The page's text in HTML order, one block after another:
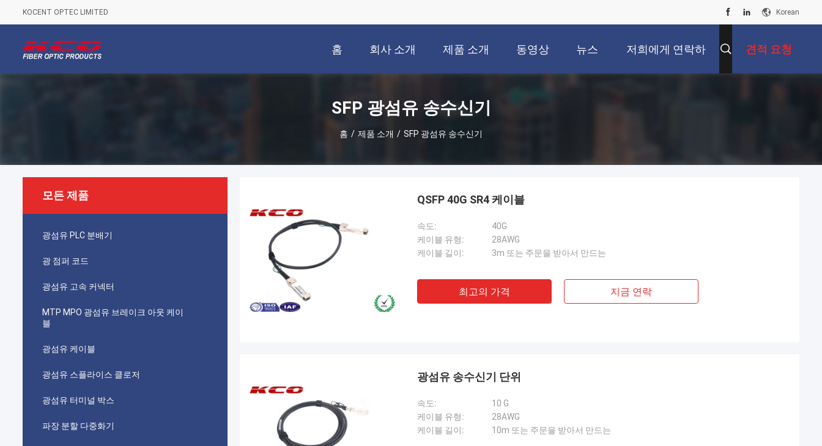
KOCENT OPTEC LIMITED Korean
홈 회사 소개 제품 소개 동영상 뉴스 저희에게 연락하 견적 요청
SFP 광섬유 송수신기
홈 / 제품 소개 / SFP 광섬유 송수신기
모든 제품
광섬유 PLC 분배기
광 점퍼 코드
광섬유 고속 커넥터
MTP MPO 광섬유 브레이크 아웃 케이
블
광섬유 케이블
광섬유 스플라이스 클로저
광섬유 터미널 박스
파장 분할 다중화기
QSFP 40G SR4 케이블
속도:
40G
케이블 유형:
28AWG
케이블 길이:
3m 또는 주문을 받아서 만드는
최고의 가격 지금 연락
광섬유 송수신기 단위
속도:
10 G
케이블 유형:
28AWG
케이블 길이:
10m 또는 주문을 받아서 만드는